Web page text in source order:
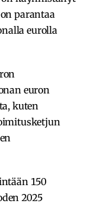
parantaa
eurolla
euron
kuten
150
2025